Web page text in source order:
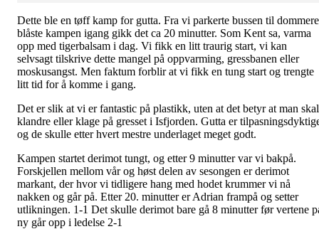
Dette ble en tøff kamp for gutta. Fra vi parkerte bussen til
blåste kampen igang gikk det ca 20 minutter. Som Kent sa, varma
opp med tigerbalsam i dag. Vi fikk en litt traurig start, vi kan
selvsagt tilskrive dette mangel på oppvarming, gressbanen eller
moskusangst. Men faktum forblir at vi fikk en tung start og trengte
litt tid for å komme i gang.
Det er slik at vi er fantastic på plastikk, uten at det betyr at man skal
klandre eller klage på gresset i Isfjorden. Gutta er
og de skulle etter hvert mestre underlaget meget godt.
Kampen startet derimot tungt, og etter 9 minutter var vi bakpå.
Forskjellen mellom vår og høst delen av sesongen er derimot
markant, der hvor vi tidligere hang med hodet krummer vi nå
nakken og går på. Etter 20. minutter er Adrian frampå og setter
utlikningen. 1-1 Det skulle derimot bare gå 8 minutter før vertene
ny går opp i ledelse 2-1